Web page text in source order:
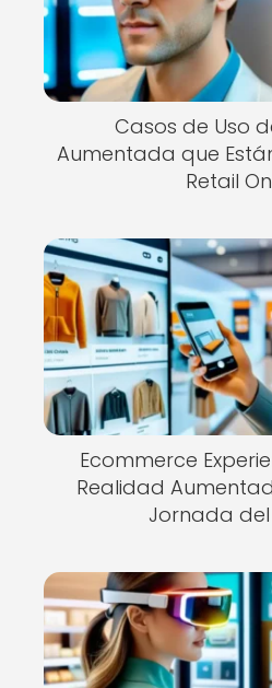
Casos de Uso
Aumentada que
Retail
Ecommerce
Realidad
Jornada del